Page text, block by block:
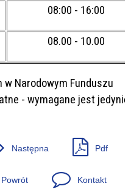
08:00 - 16:00
08.00 - 10.00
Narodowym Funduszu
- wymagane jest jedynie
Następna Pdf
Powrót Kontakt